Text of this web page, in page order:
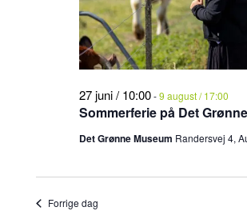
Sommerferie på Det
27 juni / 10:00-9 august / 17:00
Det Grønne Museum Randersvej 4,
Forrige dag